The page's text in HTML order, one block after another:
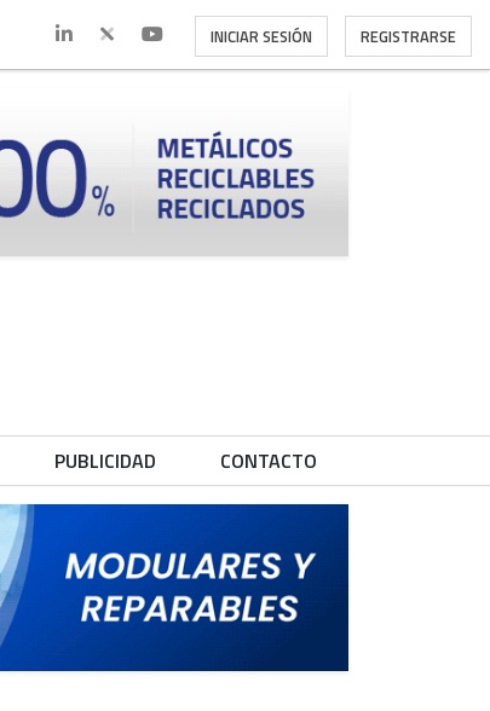
INICIAR SESIÓN REGISTRARSE
PUBLICIDAD CONTACTO